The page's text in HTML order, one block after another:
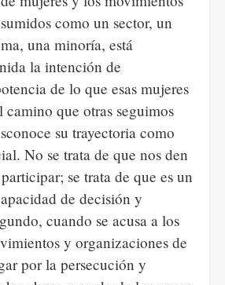
como un sector, un
una minoría, está
la intención de
de lo que esas mujeres
camino que otras seguimos
su trayectoria como
No se trata de que nos den
se trata de que es un
de decisión y
cuando se acusa a los
y organizaciones de
por la persecución y